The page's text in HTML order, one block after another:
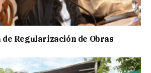
Regularización de Obras